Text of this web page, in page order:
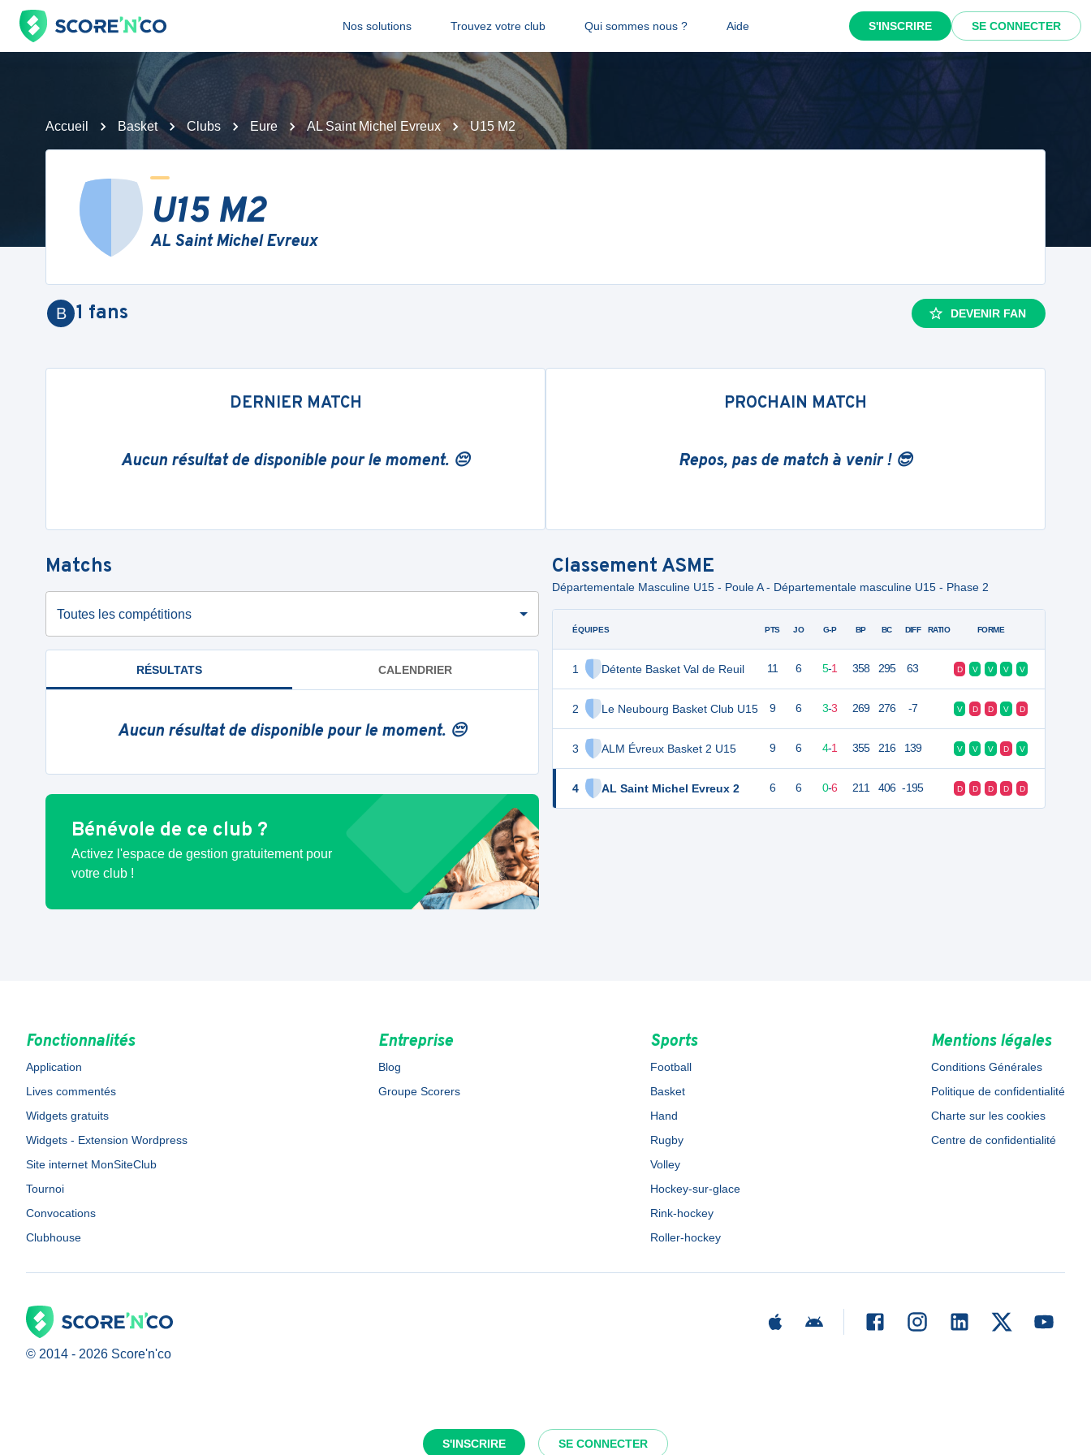
Nos solutions Trouvez votre club Qui sommes nous ? Aide S'INSCRIRE SE CONNECTER
S'INSCRIRE SE CONNECTER
Accueil Basket Clubs Eure AL Saint Michel Evreux U15 M2
U15 M2
AL Saint Michel Evreux
B 1 fans DEVENIR FAN
DERNIER MATCH
Aucun résultat de disponible pour le moment. 😔
PROCHAIN MATCH
Repos, pas de match à venir ! 😎
Matchs
Toutes les compétitions
RÉSULTATS CALENDRIER
Aucun résultat de disponible pour le moment. 😔
Bénévole de ce club ?
Activez l'espace de gestion gratuitement pour
votre club !
Classement ASME
Départementale Masculine U15 - Poule A - Départementale masculine U15 - Phase 2
ÉQUIPES
1 Détente Basket Val de Reuil
2 Le Neubourg Basket Club U15
3 ALM Évreux Basket 2 U15
4 AL Saint Michel Evreux 2
PTS JO G-P BP BC DIFF RATIO FORME
11 6 5-1 358 295 63 D V V V V
9 6 3-3 269 276 -7 V D D V D
9 6 4-1 355 216 139 V V V D V
6 6 0-6 211 406 -195 D D D D D
Fonctionnalités
Application
Lives commentés
Widgets gratuits
Widgets - Extension Wordpress
Site internet MonSiteClub
Tournoi
Convocations
Clubhouse
Entreprise
Blog
Groupe Scorers
Sports
Football
Basket
Hand
Rugby
Volley
Hockey-sur-glace
Rink-hockey
Roller-hockey
Mentions légales
Conditions Générales
Politique de confidentialité
Charte sur les cookies
Centre de confidentialité
© 2014 - 2026 Score'n'co